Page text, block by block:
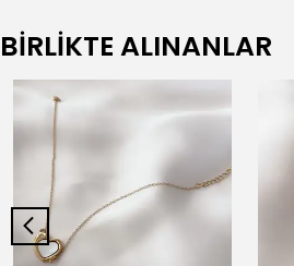
BİRLİKTE ALINANLAR